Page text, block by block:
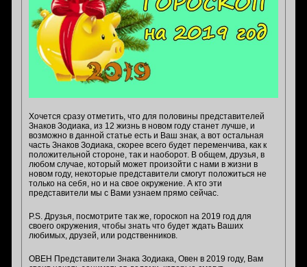
Хочется сразу отметить, что для половины представителей
Знаков Зодиака, из 12 жизнь в новом году станет лучше, и
возможно в данной статье есть и Ваш знак, а вот остальная
часть Знаков Зодиака, скорее всего будет переменчива, как к
положительной стороне, так и наоборот. В общем, друзья, в
любом случае, который может произойти с нами в жизни в
новом году, некоторые представители смогут положиться не
только на себя, но и на свое окружение. А кто эти
представители мы с Вами узнаем прямо сейчас.
P.S. Друзья, посмотрите так же, гороскоп на 2019 год для
своего окружения, чтобы знать что будет ждать Ваших
любимых, друзей, или родственников.
ОВЕН Представители Знака Зодиака, Овен в 2019 году, Вам